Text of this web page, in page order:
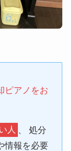
ピアノをお
人 、 処分
情報を必要